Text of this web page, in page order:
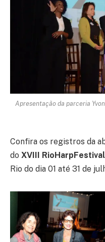
Apresentação da parceria
Confira os registros da
do XVIII
Rio do dia 01 até 31 de